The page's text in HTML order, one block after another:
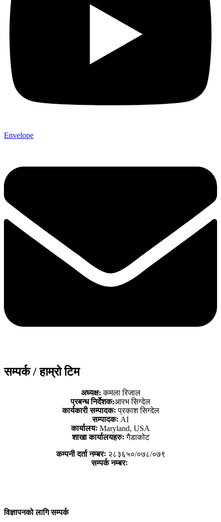
Envelope
सम्पर्क / हाम्रो टिम
अध्यक्ष:कमला रिजाल
प्रबन्ध निर्देशक:आरभ सिग्देल
कार्यकारी सम्पादकःप्रकाश सिग्देल
सम्पादकः AI
कार्यालयः Maryland, USA
शाखा कार्यालयहरुःगैडाकोट
कम्पनी दर्ता नम्बरः२८३६५०/०७८/०७९
सम्पर्क नम्बरः
विज्ञापनको लागि सम्पर्क